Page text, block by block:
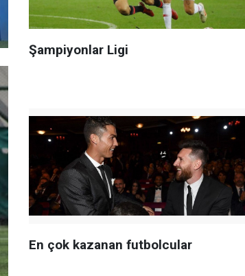
Şampiyonlar Ligi
En çok kazanan futbolcular